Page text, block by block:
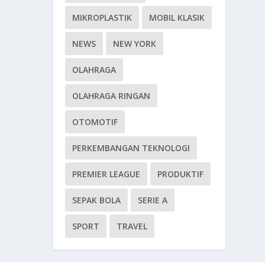
MIKROPLASTIK MOBIL KLASIK
NEWS NEW YORK
OLAHRAGA
OLAHRAGA RINGAN
OTOMOTIF
PERKEMBANGAN TEKNOLOGI
PREMIER LEAGUE PRODUKTIF
SEPAK BOLA SERIE A
SPORT TRAVEL